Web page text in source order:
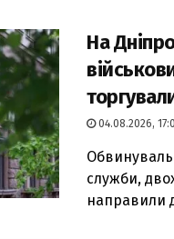
На
04.08.2026,
служби,
направили